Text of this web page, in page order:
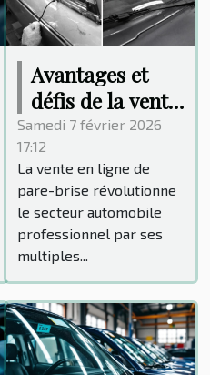
Avantages et
défis de la vente
en ligne de
pare-brise pour
les
professionnels
Samedi 7 février 2026
17:12
La vente en ligne de
pare-brise révolutionne
le secteur automobile
professionnel par ses
multiples...